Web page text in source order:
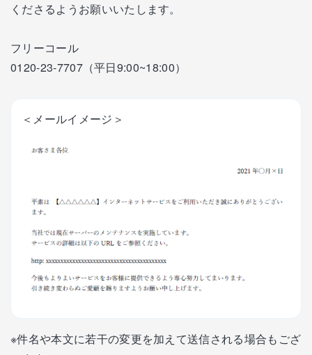
くださるようお願いいたします。
フリーコール
0120-23-7707（平日9:00~18:00）
＜メールイメージ＞
※件名や本文に若干の変更を加えて送信される場合もござ